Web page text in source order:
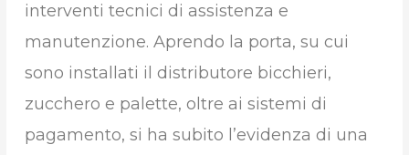
interventi tecnici di assistenza e
manutenzione. Aprendo la porta, su cui
sono installati il distributore bicchieri,
zucchero e palette, oltre ai sistemi di
pagamento, si ha subito l’evidenza di una